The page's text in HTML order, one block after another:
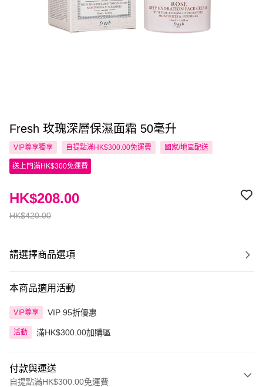
Fresh 玫瑰深層保濕面霜 50毫升
VIP尊享獨享 自提點滿HK$300.00免運費 國家/地區配送
送上門滿HK$300免運費
HK$420.00
HK$208.00
請選擇商品選項
本商品適用活動
VIP尊享 VIP 95折優惠
活動 滿HK$300.00加購區
付款與運送
自提點滿HK$300.00免運費